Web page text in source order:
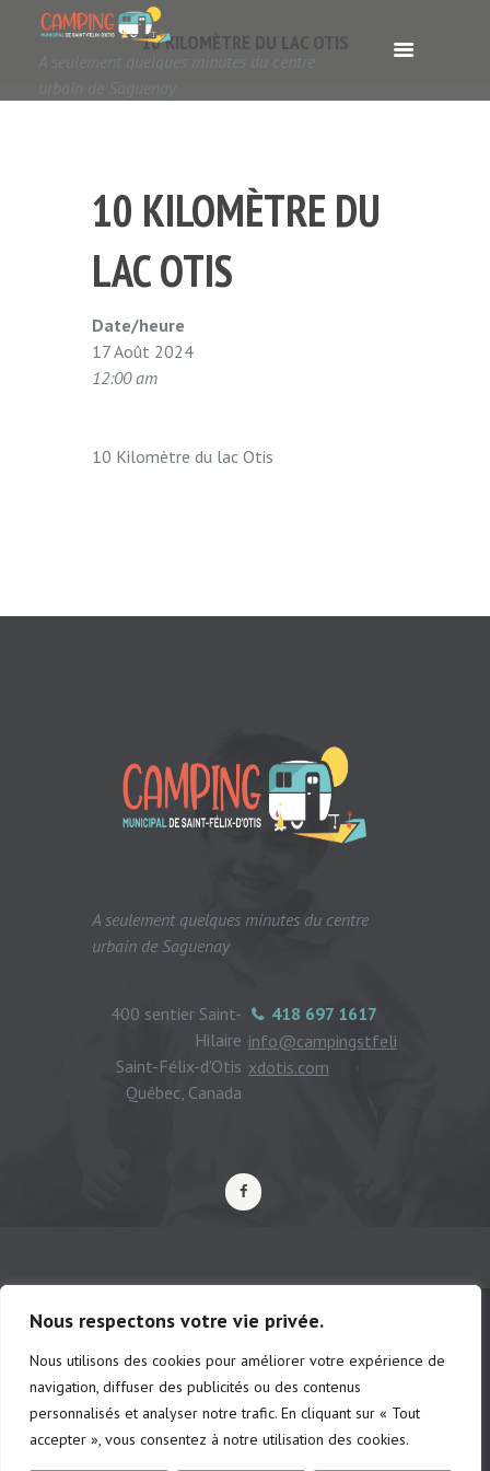
Nous respectons votre vie privée.
Nous utilisons des cookies pour améliorer votre expérience de
navigation, diffuser des publicités ou des contenus
personnalisés et analyser notre trafic. En cliquant sur « Tout
accepter », vous consentez à notre utilisation des cookies.
A seulement quelques minutes du centre
urbain de Saguenay
10 KILOMÈTRE DU LAC OTIS
10 KILOMÈTRE DU
LAC OTIS
Date/heure
17 Août 2024
12:00 am
10 Kilomètre du lac Otis
A seulement quelques minutes du centre
urbain de Saguenay
418 697 1617
info@campingstfeli
xdotis.com
400 sentier Saint-
Hilaire
Saint-Félix-d'Otis
Québec, Canada
© Camping municipal de St-Félix d'Otis,
tous droits réservés |Politique de
confidentialité